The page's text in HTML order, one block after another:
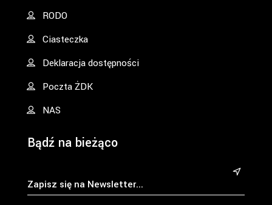
RODO
Ciasteczka
Deklaracja dostępności
Poczta ŻDK
NAS
Bądź na bieżąco
&